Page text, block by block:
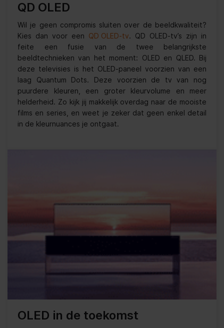
QD OLED
Wil je geen compromis sluiten over de beeldkwaliteit?
Kies dan voor een QD OLED-tv. QD OLED-tv’s zijn in
feite een fusie van de twee belangrijkste
beeldtechnieken van het moment: OLED en QLED. Bij
deze televisies is het OLED-paneel voorzien van een
laag Quantum Dots. Deze voorzien de tv van nog
puurdere kleuren, een groter kleurvolume en meer
helderheid. Zo kijk jij makkelijk overdag naar de mooiste
films en series, en weet je zeker dat geen enkel detail
in de kleurnuances je ontgaat.
OLED in de toekomst